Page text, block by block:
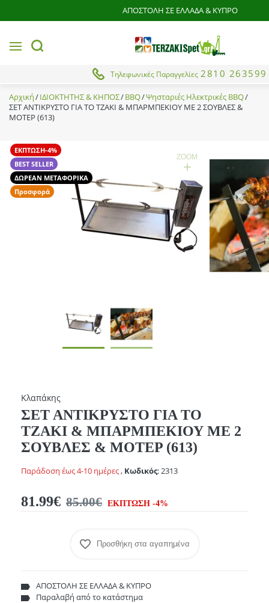
ΑΠΟΣΤΟΛΗ ΣΕ ΕΛΛΑΔΑ & ΚΥΠΡΟ
Τηλεφωνικές Παραγγελίες 2810 263599
MENUbutton.search
Αρχική ΙΔΙΟΚΤΗΤΗΣ & ΚΗΠΟΣ BBQ Ψησταριές Ηλεκτρικές BBQ
ΣΕΤ ΑΝΤΙΚΡΥΣΤΟ ΓΙΑ ΤΟ ΤΖΑΚΙ & ΜΠΑΡΜΠΕΚΙΟΥ ΜΕ 2 ΣΟΥΒΛΕΣ &
ΜΟΤΕΡ (613)
ΕΚΠΤΩΣΗ-4%
BEST SELLER
ΔΩΡΕΑΝ ΜΕΤΑΦΟΡΙΚΑ
Προσφορά
ZOOM
+
Κλαπάκης
ΣΕΤ ΑΝΤΙΚΡΥΣΤΟ ΓΙΑ ΤΟ
ΤΖΑΚΙ & ΜΠΑΡΜΠΕΚΙΟΥ ΜΕ 2
ΣΟΥΒΛΕΣ & ΜΟΤΕΡ (613)
Παράδοση έως 4-10 ημέρες , Κωδικός: 2313
81.99€ 85.00€ ΕΚΠΤΩΣΗ -4%
Προσθήκη στα αγαπημένα
ΑΠΟΣΤΟΛΗ ΣΕ ΕΛΛΑΔΑ & ΚΥΠΡΟ
Παραλαβή από το κατάστημα